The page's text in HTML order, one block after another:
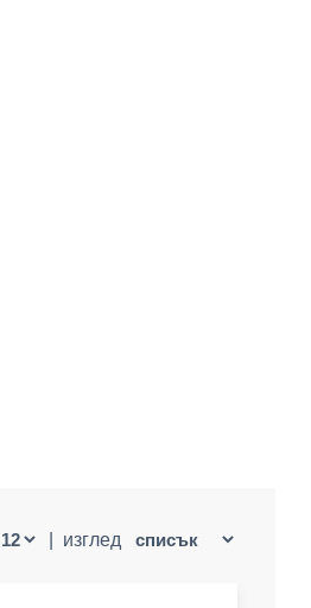
изглед